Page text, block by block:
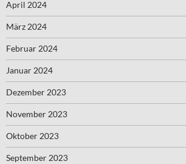
April 2024
März 2024
Februar 2024
Januar 2024
Dezember 2023
November 2023
Oktober 2023
September 2023